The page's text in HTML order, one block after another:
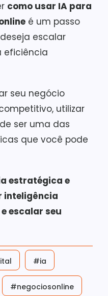
como usar IA para
é um passo
escalar
eficiência
seu negócio
utilizar
ser uma das
que você pode
estratégica e
inteligência
escalar seu
#ia
#negociosonline